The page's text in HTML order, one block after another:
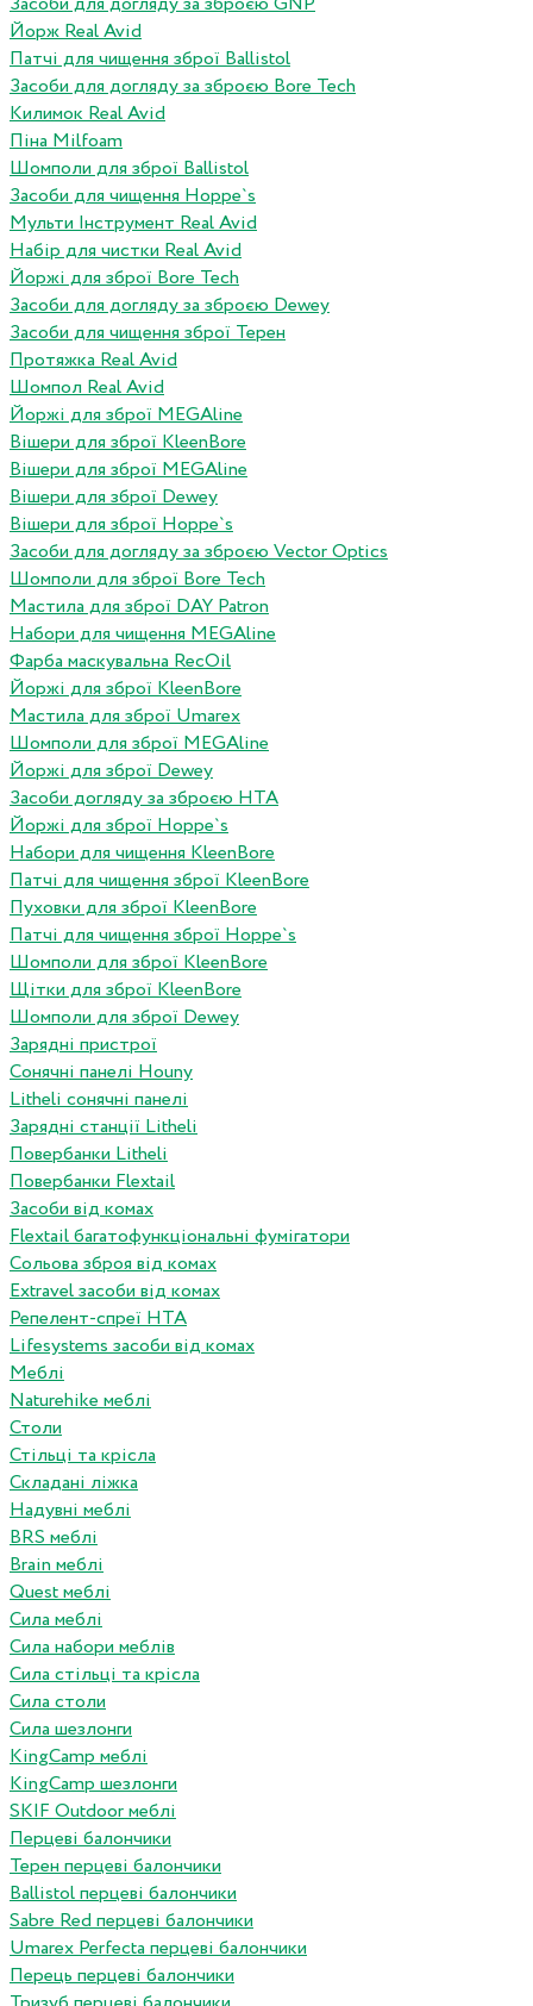
Йорж Real Avid
Патчі для чищення зброї Ballistol
Засоби для догляду за зброєю Bore Tech
Килимок Real Avid
Піна Milfoam
Шомполи для зброї Ballistol
Засоби для чищення Hoppe`s
Мульти Інструмент Real Avid
Набір для чистки Real Avid
Йоржі для зброї Bore Tech
Засоби для догляду за зброєю Dewey
Засоби для чищення зброї Терен
Протяжка Real Avid
Шомпол Real Avid
Йоржі для зброї MEGAline
Вішери для зброї KleenBore
Вішери для зброї MEGAline
Вішери для зброї Dewey
Вішери для зброї Hoppe`s
Засоби для догляду за зброєю Vector Optics
Шомполи для зброї Bore Tech
Мастила для зброї DAY Patron
Набори для чищення MEGAline
Фарба маскувальна RecOil
Йоржі для зброї KleenBore
Мастила для зброї Umarex
Шомполи для зброї MEGAline
Йоржі для зброї Dewey
Засоби догляду за зброєю HTA
Йоржі для зброї Hoppe`s
Набори для чищення KleenBore
Патчі для чищення зброї KleenBore
Пуховки для зброї KleenBore
Патчі для чищення зброї Hoppe`s
Шомполи для зброї KleenBore
Щітки для зброї KleenBore
Шомполи для зброї Dewey
Зарядні пристрої
Сонячні панелі Houny
Litheli сонячні панелі
Зарядні станції Litheli
Повербанки Litheli
Повербанки Flextail
Засоби від комах
Flextail багатофункціональні фумігатори
Сольова зброя від комах
Extravel засоби від комах
Репелент-спреї HTA
Lifesystems засоби від комах
Меблі
Naturehike меблі
Столи
Стільці та крісла
Складані ліжка
Надувні меблі
BRS меблі
Brain меблі
Quest меблі
Сила меблі
Сила набори меблів
Сила стільці та крісла
Сила столи
Сила шезлонги
KingCamp меблі
KingCamp шезлонги
SKIF Outdoor меблі
Перцеві балончики
Терен перцеві балончики
Ballistol перцеві балончики
Sabre Red перцеві балончики
Umarex Perfecta перцеві балончики
Перець перцеві балончики